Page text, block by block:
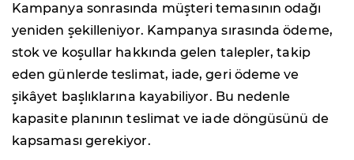
Kampanya sonrasında müşteri temasının odağı
yeniden şekilleniyor. Kampanya sırasında ödeme,
stok ve koşullar hakkında gelen talepler, takip
eden günlerde teslimat, iade, geri ödeme ve
şikâyet başlıklarına kayabiliyor. Bu nedenle
kapasite planının teslimat ve iade döngüsünü de
kapsaması gerekiyor.